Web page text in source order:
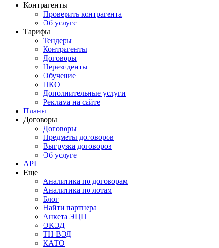
Контрагенты
Проверить контрагента
Об услуге
Тарифы
Тендеры
Контрагенты
Договоры
Нерезиденты
Обучение
ПКО
Дополнительные услуги
Реклама на сайте
Планы
Договоры
Договоры
Предметы договоров
Выгрузка договоров
Об услуге
API
Еще
Аналитика по договорам
Аналитика по лотам
Блог
Найти партнера
Анкета ЭЦП
ОКЭД
ТН ВЭД
КАТО